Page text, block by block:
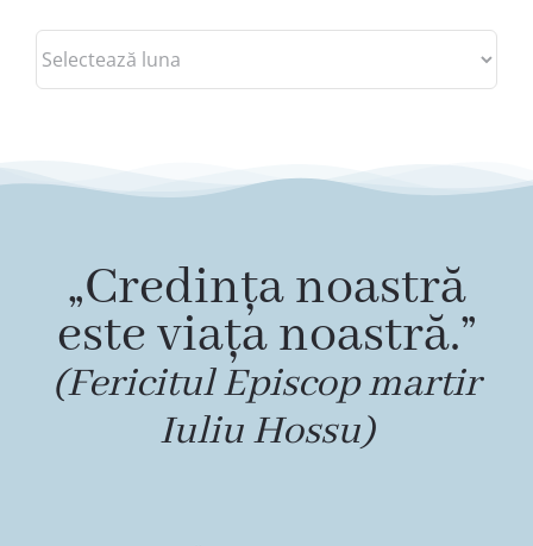
Arhive
„Credința noastră
este viața noastră.”
(Fericitul Episcop martir
Iuliu Hossu)